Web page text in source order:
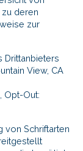
deren
zur
Drittanbieters
View, CA
Out:
von Schriftarten